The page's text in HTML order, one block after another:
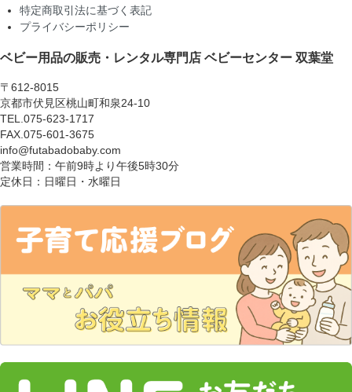
特定商取引法に基づく表記
プライバシーポリシー
ベビー用品の販売・レンタル専門店 ベビーセンター 双葉堂
〒612-8015
京都市伏見区桃山町和泉24-10
TEL.075-623-1717
FAX.075-601-3675
info@futabadobaby.com
営業時間：午前9時より午後5時30分
定休日：日曜日・水曜日